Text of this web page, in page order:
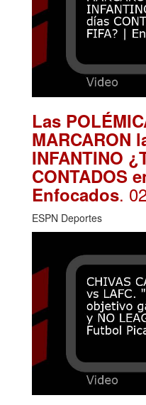
Las
MARCARON
INFANTINO
CONTADOS
Enfocados.
ESPN Deportes